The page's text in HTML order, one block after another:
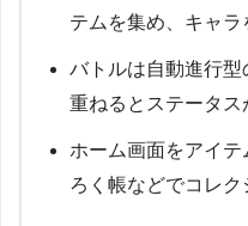
テムを集め、キャラ
バトルは自動進行
重ねるとステータス
ホーム画面をアイ
ろく帳などでコレク